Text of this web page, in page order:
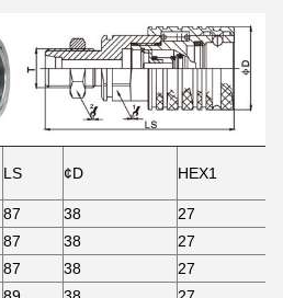
LS ¢D HEX1
87 38
27
87 38
27
87 38
27